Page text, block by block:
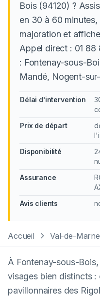
Bois (94120) ?
en 30 à 60
majoration et
Appel direct : 01
: Fontenay-sous-
Mandé, Nogent-
Délai d'intervention
Prix de départ
Disponibilité
Assurance
Avis clients
Accueil Val-de-Marne
À Fontenay-sous-
visages bien distincts
pavillonnaires des